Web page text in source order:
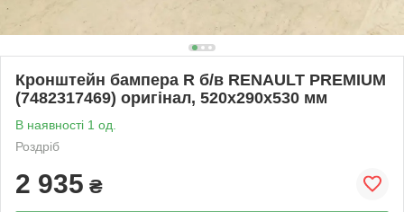
Кронштейн бампера R б/в RENAULT PREMIUM
(7482317469) оригінал, 520х290х530 мм
В наявності 1 од.
Роздріб
2 935 ₴